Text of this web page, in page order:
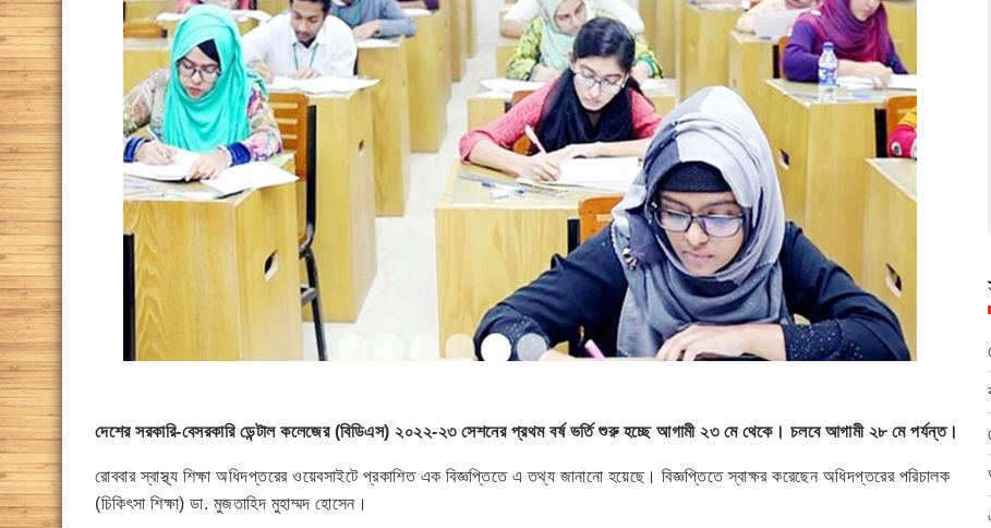
দেশের সরকারি-বেসরকারি ডেন্টাল কলেজের (বিডিএস) ২০২২-২৩ সেশনের প্রথম বর্ষ ভর্তি শুরু হচ্ছে আগামী ২৩ মে থেকে। চলবে আগামী ২৮ মে পর্যন্ত।
রোববার স্বাস্থ্য শিক্ষা অধিদপ্তরের ওয়েবসাইটে প্রকাশিত এক বিজ্ঞপ্তিতে এ তথ্য জানানো হয়েছে। বিজ্ঞপ্তিতে স্বাক্ষর করেছেন অধিদপ্তরের পরিচালক
(চিকিৎসা শিক্ষা) ডা. মুজতাহিদ মুহাম্মদ হোসেন।